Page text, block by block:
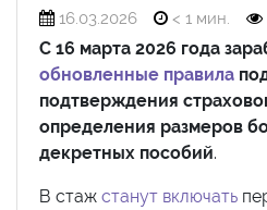
16.03.2026 < 1 мин.
С 16 марта 2026 года
обновленные правила
подтверждения
определения размеров
декретных пособий.
В стаж станут включать